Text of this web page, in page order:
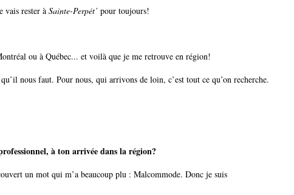
vais rester à Sainte-Perpét’ pour toujours!
ou à Québec... et voilà que je me retrouve en région!
nous faut. Pour nous, qui arrivons de loin, c’est tout ce qu’on recherche.
à ton arrivée dans la région?
un mot qui m’a beaucoup plu : Malcommode. Donc je suis